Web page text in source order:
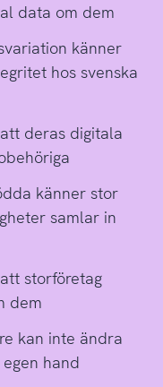
data om dem
känner
hos svenska
deras digitala
känner stor
samlar in
storföretag
dem
kan inte ändra
hand